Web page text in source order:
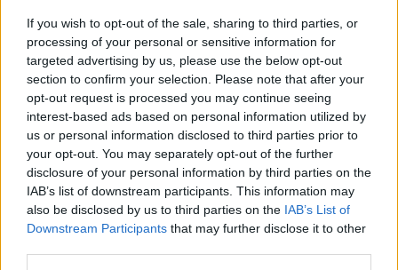
If you wish to opt-out of the sale, sharing to third parties, or
processing of your personal or sensitive information for
targeted advertising by us, please use the below opt-out
section to confirm your selection. Please note that after your
opt-out request is processed you may continue seeing
interest-based ads based on personal information utilized by
us or personal information disclosed to third parties prior to
your opt-out. You may separately opt-out of the further
disclosure of your personal information by third parties on the
IAB’s list of downstream participants. This information may
also be disclosed by us to third parties on the IAB’s List of
Downstream Participants that may further disclose it to other
Ню Йорк стана 14-ият щат на САЩ, в
който е разрешена евтаназията